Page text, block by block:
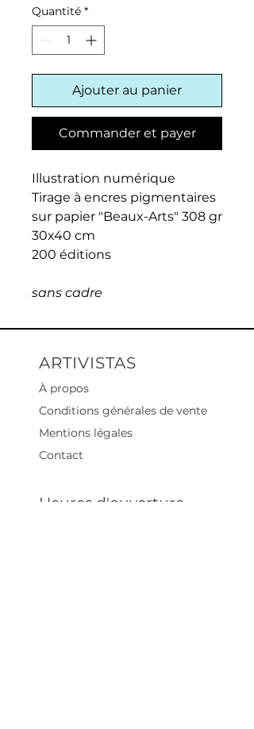
Quantité *
Ajouter au panier
Commander et payer
Illustration numérique
Tirage à encres pigmentaires
sur papier "Beaux-Arts" 308 gr
30x40 cm
200 éditions
sans cadre
ARTIVISTAS
À propos
Conditions générales de vente
Mentions légales
Contact
Heures d'ouverture